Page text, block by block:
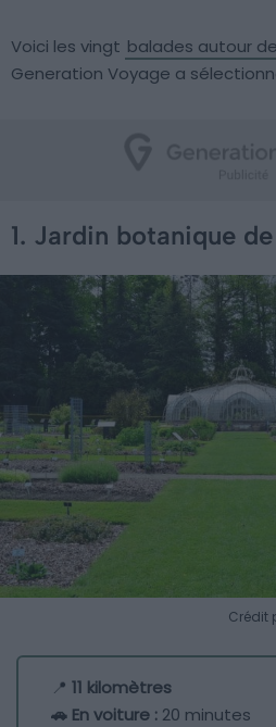
Voici les vingt balades autour
Generation Voyage a
1. Jardin botanique
Crédit
📍 11 kilomètres
🚗 En voiture : 20 minutes